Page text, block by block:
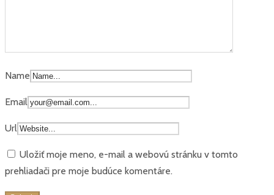
Name
Email
Url
Uložiť moje meno, e-mail a webovú stránku v tomto
prehliadači pre moje budúce komentáre.